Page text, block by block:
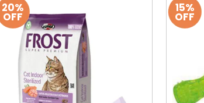
20%
OFF
15%
OFF